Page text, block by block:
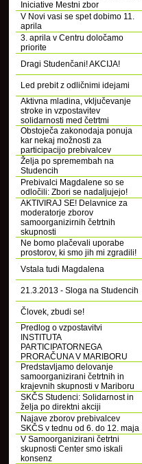
Iniciative Mestni zbor
V Novi vasi se spet dobimo 11.
aprila
3. aprila v Centru določamo
priorite
Dragi Studenčani! AKCIJA!
Led prebit z odličnimi idejami
Aktivna mladina, vključevanje
stroke in vzpostavitev
solidarnosti med četrtmi
Obstoječa zakonodaja ponuja
kar nekaj možnosti za
participacijo prebivalcev
Želja po spremembah na
Studencih
Prebivalci Magdalene so se
odločili: Zbori se nadaljujejo!
AKTIVIRAJ SE! Delavnice za
moderatorje zborov
samoorganizirnih četrtnih
skupnosti
Ne bomo plačevali uporabe
prostorov, ki smo jih mi zgradili!
Vstala tudi Magdalena
21.3.2013 - Sloga na Studencih
Človek, zbudi se!
Predlog o vzpostavitvi
INSTITUTA
PARTICIPATORNEGA
PRORAČUNA V MARIBORU
Predstavljamo delovanje
samoorganizirani četrtnih in
krajevnih skupnosti v Mariboru
SKČS Studenci: Solidarnost in
želja po direktni akciji
Najave zborov prebivalcev
SKČS v tednu od 6. do 12. maja
V Samoorganizirani četrtni
skupnosti Center smo iskali
konsenz